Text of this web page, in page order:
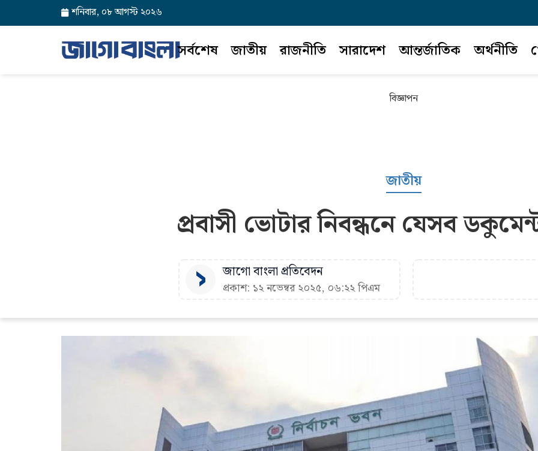
শনিবার, ০৮ আগস্ট ২০২৬
সর্বশেষ জাতীয় রাজনীতি সারাদেশ আন্তর্জাতিক অর্থনীতি
বিজ্ঞাপন
জাতীয়
প্রবাসী ভোটার নিবন্ধনে যেসব
জাগো বাংলা প্রতিবেদন
প্রকাশ: ১২ নভেম্বর ২০২৫, ০৬:২২ পিএম